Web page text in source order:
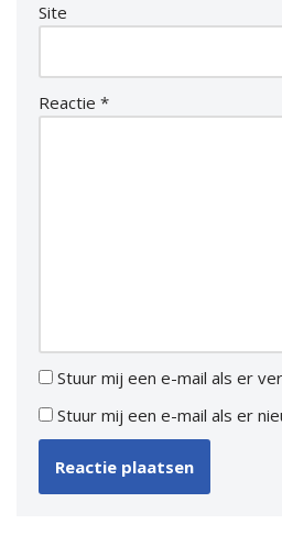
Site
Reactie *
Stuur mij een e-mail als er
Stuur mij een e-mail als er